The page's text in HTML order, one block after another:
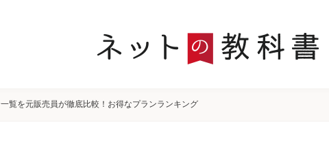
覧を元販売員が徹底比較！お得なプランランキング